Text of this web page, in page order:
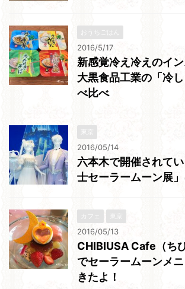
おうちごはん
2016/5/17
新感覚冷え冷えのイン
大黒食品工業の「冷
べ比べ
東京
2016/05/14
六本木で開催されて
士セーラームーン展
カフェ 東京
2016/05/13
CHIBIUSA Cafe（ち
でセーラームーンメ
きたよ！